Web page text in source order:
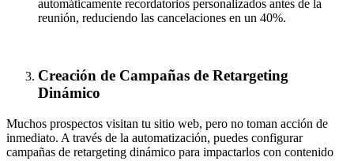
automáticamente recordatorios personalizados antes de la
reunión, reduciendo las cancelaciones en un 40%.
Creación de Campañas de Retargeting
Dinámico
Muchos prospectos visitan tu sitio web, pero no toman acción de
inmediato. A través de la automatización, puedes configurar
campañas de retargeting dinámico para impactarlos con contenido